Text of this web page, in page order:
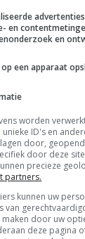
beetje gek.
en
en
een apparaat
worden
ID's en
door,
door deze
precieze
partners.
kunnen uw
van
door uw
deze pagina